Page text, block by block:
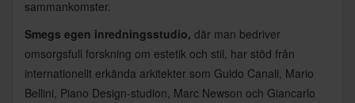
sammankomster.
Smegs egen inredningsstudio, där man bedriver
omsorgsfull forskning om estetik och stil, har stöd från
internationellt erkända arkitekter som Guido Canali, Mario
Bellini, Piano Design-studion, Marc Newson och Giancarlo